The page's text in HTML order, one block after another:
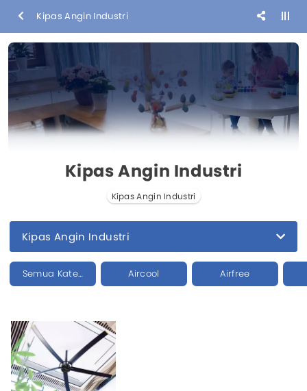
Kipas Angin Industri
Kipas Angin Industri
Kipas Angin Industri
Kipas Angin Industri
Semua Kategori Aircool Airfree